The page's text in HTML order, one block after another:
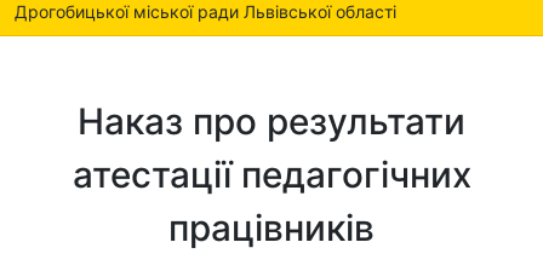
Дрогобицької міської ради Львівської області
Наказ про результати
атестації педагогічних
працівників